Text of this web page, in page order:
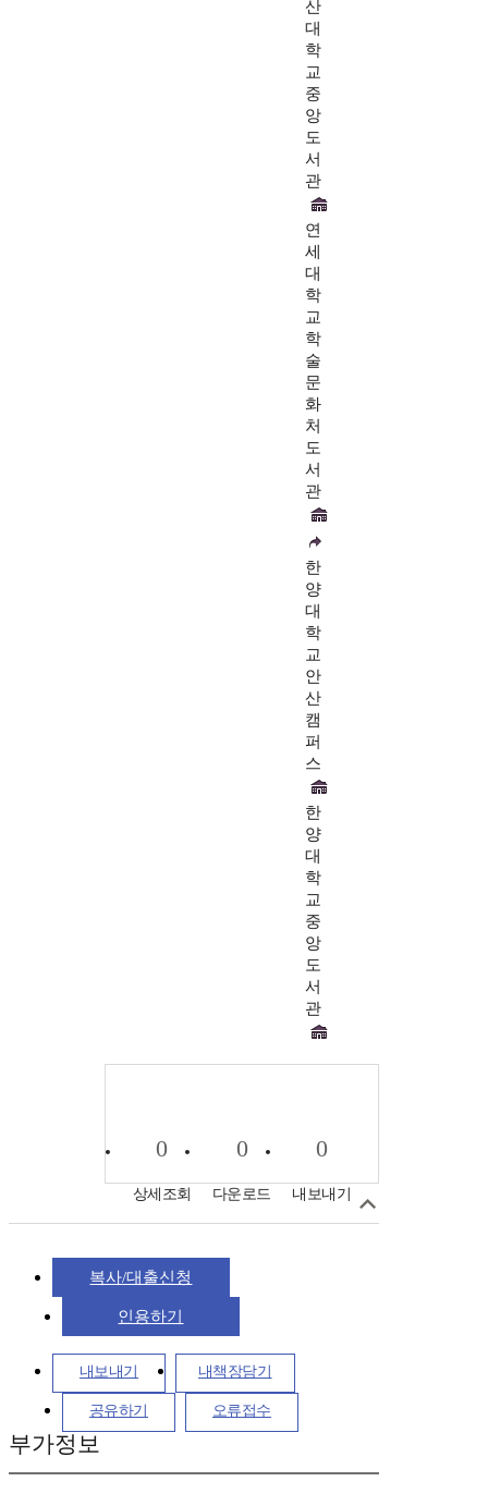
산
대
학
교
중
앙
도
서
관
연
세
대
학
교
학
술
문
화
처
도
서
관
한
양
대
학
교
안
산
캠
퍼
스
한
양
대
학
교
중
앙
도
서
관
0
상세조회
0
다운로드
0
내보내기
복사/대출신청
인용하기
내보내기 내책장담기
공유하기 오류접수
부가정보